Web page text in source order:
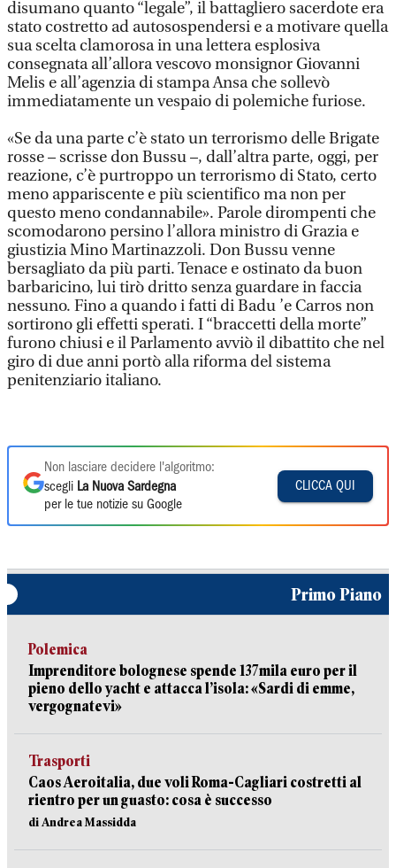
disumano quanto “legale”, il battagliero sacerdote era
stato costretto ad autosospendersi e a motivare quella
sua scelta clamorosa in una lettera esplosiva
consegnata all’allora vescovo monsignor Giovanni
Melis e all’agenzia di stampa Ansa che sollevò
immediatamente un vespaio di polemiche furiose.
«Se da una parte c’è stato un terrorismo delle Brigate
rosse – scrisse don Bussu –, dall’altra parte, oggi, per
reazione, c’è purtroppo un terrorismo di Stato, certo
meno appariscente e più scientifico ma non per
questo meno condannabile». Parole dirompenti che
scomodarono persino l’allora ministro di Grazia e
giustizia Mino Martinazzoli. Don Bussu venne
bersagliato da più parti. Tenace e ostinato da buon
barbaricino, lui tirò dritto senza guardare in faccia
nessuno. Fino a quando i fatti di Badu ’e Carros non
sortirono gli effetti sperati. I “braccetti della morte”
furono chiusi e il Parlamento avviò il dibattito che nel
giro di due anni portò alla riforma del sistema
penitenziario italiano.
Non lasciare decidere l'algoritmo:
scegli La Nuova Sardegna
per le tue notizie su Google
CLICCA QUI
Primo Piano
Polemica
Imprenditore bolognese spende 137mila euro per il
pieno dello yacht e attacca l’isola: «Sardi di emme,
vergognatevi»
Trasporti
Caos Aeroitalia, due voli Roma-Cagliari costretti al
rientro per un guasto: cosa è successo
di Andrea Massidda